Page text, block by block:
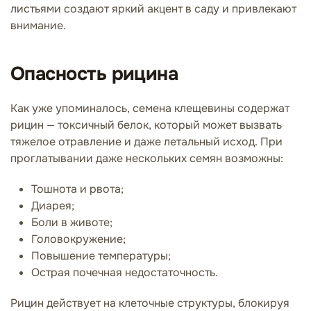
листьями создают яркий акцент в саду и привлекают
внимание.
Опасность рицина
Как уже упоминалось, семена клещевины содержат
рицин — токсичный белок, который может вызвать
тяжелое отравление и даже летальный исход. При
проглатывании даже нескольких семян возможны:
Тошнота и рвота;
Диарея;
Боли в животе;
Головокружение;
Повышение температуры;
Острая почечная недостаточность.
Рицин действует на клеточные структуры, блокируя